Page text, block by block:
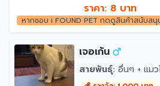
อาหาร
- ช่วยเพิ่มการสร้าง
- ช่วยให้หลอดเลือด
เลือด
- มีไฟเบอร์ ช่วยในร
📞💬ต้องการข้อมูลเ
🔧บริการหลังการขาย
ตัดออกให้ได้ค่ะ 😻😻
ราคา: 8 บาท
หากชอบ i FOUND PET กดดูสินค้าสนับสนุ
เจอเก้น
สายพันธุ์: อื่นๆ + แมว